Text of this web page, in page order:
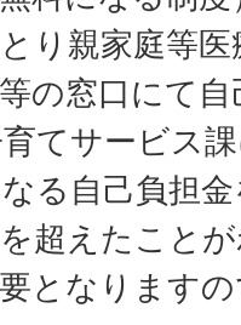
り親家庭等
の窓口にて
てサービス
る自己負担
超えたこと
となります